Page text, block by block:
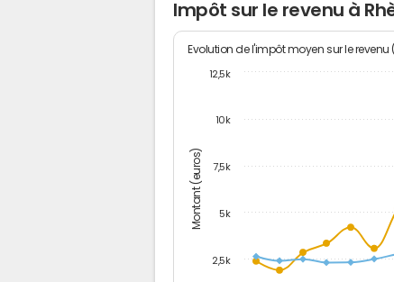
Impôt sur le revenu à
Montant (euros)
Evolution de l'impôt moyen sur le
2,5k
5k
7,5k
10k
12,5k